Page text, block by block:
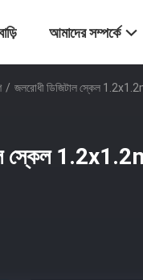
আমাদের সম্পর্কে
/ জলরোধী ডিজিটাল স্কেল
স্কেল 1.2x1.2m